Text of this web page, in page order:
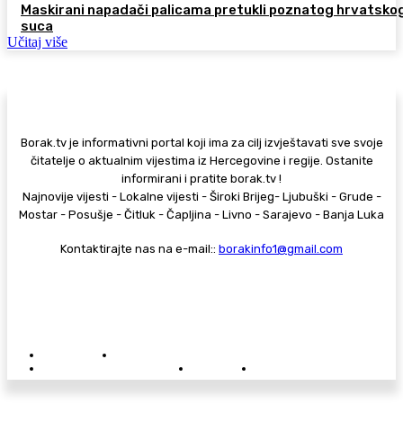
Maskirani napadači palicama pretukli poznatog
suca
Učitaj više
Borak.tv je informativni portal koji ima za cilj izvještavati sve svoje
čitatelje o aktualnim vijestima iz Hercegovine i regije. Ostanite
informirani i pratite borak.tv !
Najnovije vijesti - Lokalne vijesti - Široki Brijeg- Ljubuški - Grude -
Mostar - Posušje - Čitluk - Čapljina - Livno - Sarajevo - Banja Luka
Kontaktirajte nas na e-mail:: borakinfo1@gmail.com